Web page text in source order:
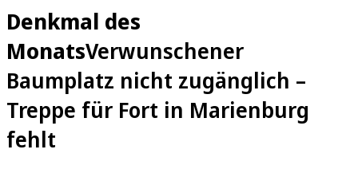
Denkmal des
MonatsVerwunschener
Baumplatz nicht zugänglich –
Treppe für Fort in Marienburg
fehlt